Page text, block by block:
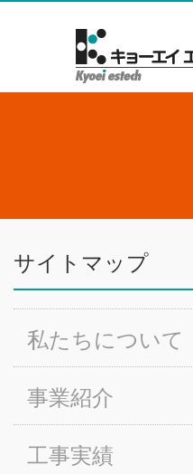
サイトマップ
私たちについて
事業紹介
工事実績